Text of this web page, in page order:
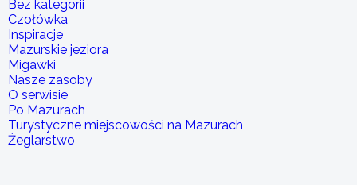
Bez kategorii
Czołówka
Inspiracje
Mazurskie jeziora
Migawki
Nasze zasoby
O serwisie
Po Mazurach
Turystyczne miejscowości na Mazurach
Żeglarstwo